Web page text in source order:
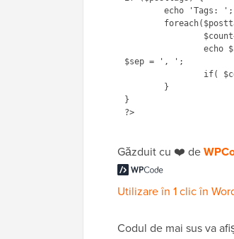
$sep = ', ';
}
?>
Găzduit cu ❤️ de
Utilizare în 1 clic în
Codul de mai sus va